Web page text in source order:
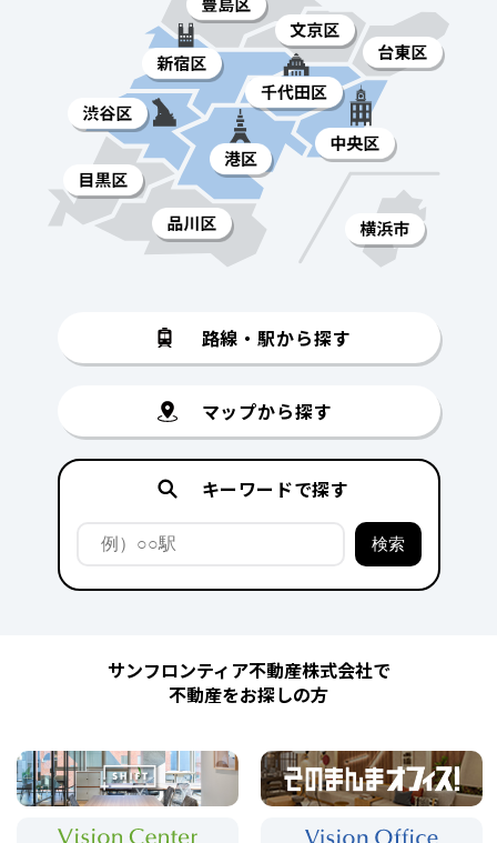
路線・駅から探す
マップから探す
キーワードで探す
サンフロンティア不動産株式会社で
不動産をお探しの方